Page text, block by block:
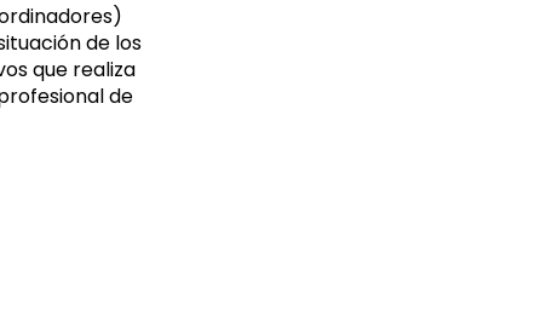
de los
que realiza
de